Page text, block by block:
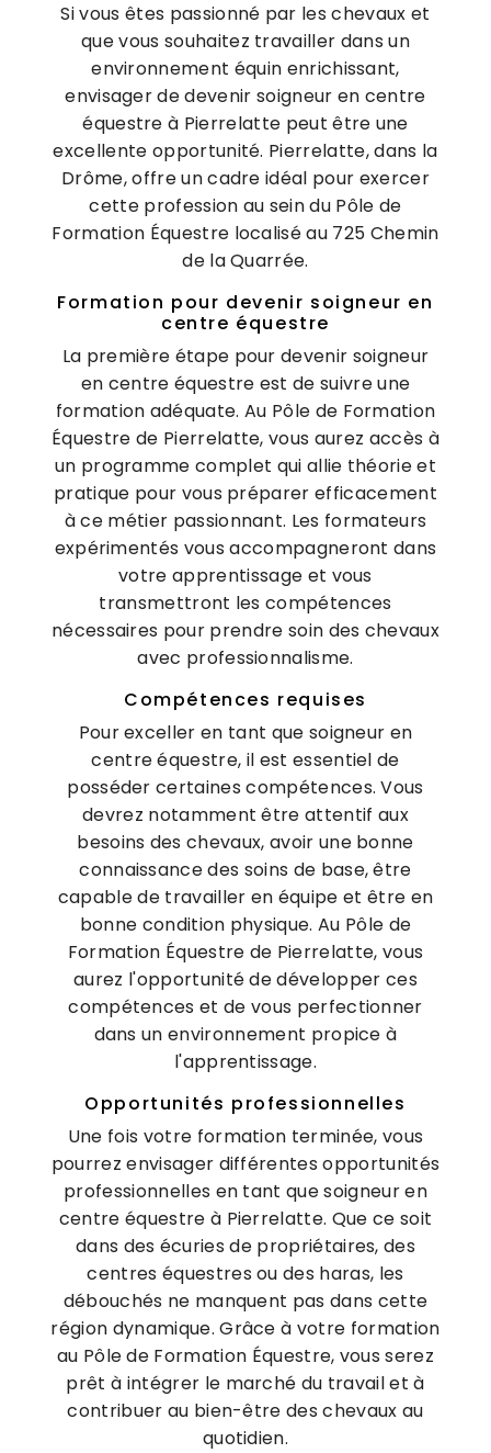
Si vous êtes passionné par les chevaux et
que vous souhaitez travailler dans un
environnement équin enrichissant,
envisager de devenir soigneur en centre
équestre à Pierrelatte peut être une
excellente opportunité. Pierrelatte, dans la
Drôme, offre un cadre idéal pour exercer
cette profession au sein du Pôle de
Formation Équestre localisé au 725 Chemin
de la Quarrée.
Formation pour devenir soigneur en
centre équestre
La première étape pour devenir soigneur
en centre équestre est de suivre une
formation adéquate. Au Pôle de Formation
Équestre de Pierrelatte, vous aurez accès à
un programme complet qui allie théorie et
pratique pour vous préparer efficacement
à ce métier passionnant. Les formateurs
expérimentés vous accompagneront dans
votre apprentissage et vous
transmettront les compétences
nécessaires pour prendre soin des chevaux
avec professionnalisme.
Compétences requises
Pour exceller en tant que soigneur en
centre équestre, il est essentiel de
posséder certaines compétences. Vous
devrez notamment être attentif aux
besoins des chevaux, avoir une bonne
connaissance des soins de base, être
capable de travailler en équipe et être en
bonne condition physique. Au Pôle de
Formation Équestre de Pierrelatte, vous
aurez l'opportunité de développer ces
compétences et de vous perfectionner
dans un environnement propice à
l'apprentissage.
Opportunités professionnelles
Une fois votre formation terminée, vous
pourrez envisager différentes opportunités
professionnelles en tant que soigneur en
centre équestre à Pierrelatte. Que ce soit
dans des écuries de propriétaires, des
centres équestres ou des haras, les
débouchés ne manquent pas dans cette
région dynamique. Grâce à votre formation
au Pôle de Formation Équestre, vous serez
prêt à intégrer le marché du travail et à
contribuer au bien-être des chevaux au
quotidien.